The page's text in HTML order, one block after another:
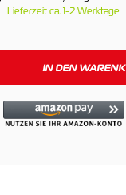
Lieferzeit ca. 1-2 Werktage
IN DEN